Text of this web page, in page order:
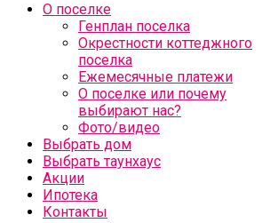
О поселке
Генплан поселка
Окрестности коттеджного
поселка
Ежемесячные платежи
О поселке или почему
выбирают нас?
Фото/видео
Выбрать дом
Выбрать таунхаус
Акции
Ипотека
Контакты